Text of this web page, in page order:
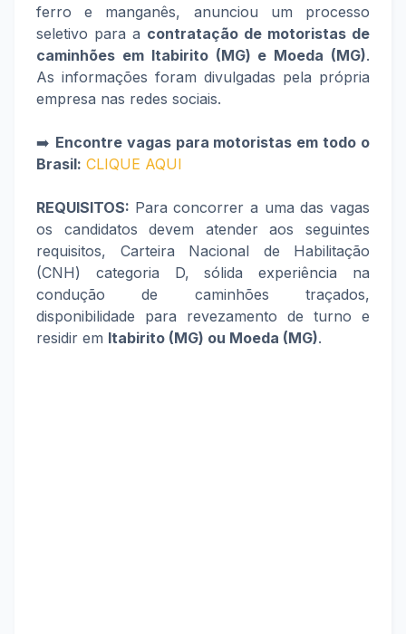
ferro e manganês, anunciou um processo
seletivo para a contratação de motoristas de
caminhões em Itabirito (MG) e Moeda (MG).
As informações foram divulgadas pela própria
empresa nas redes sociais.
➡️ Encontre vagas para motoristas em todo o
Brasil: CLIQUE AQUI
REQUISITOS: Para concorrer a uma das vagas
os candidatos devem atender aos seguintes
requisitos, Carteira Nacional de Habilitação
(CNH) categoria D, sólida experiência na
condução de caminhões traçados,
disponibilidade para revezamento de turno e
residir em Itabirito (MG) ou Moeda (MG).